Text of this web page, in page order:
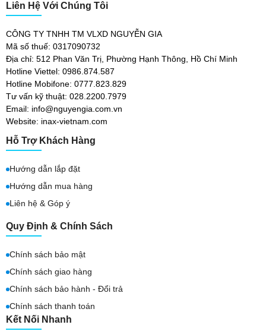
Liên Hệ Với Chúng Tôi
CÔNG TY TNHH TM VLXD NGUYỄN GIA
Mã số thuế: 0317090732
Địa chỉ: 512 Phan Văn Trị, Phường Hạnh Thông, Hồ Chí Minh
Hotline Viettel: 0986.874.587
Hotline Mobifone: 0777.823.829
Tư vấn kỹ thuật: 028.2200.7979
Email: info@nguyengia.com.vn
Website: inax-vietnam.com
Hỗ Trợ Khách Hàng
Hướng dẫn lắp đặt
Hướng dẫn mua hàng
Liên hệ & Góp ý
Quy Định & Chính Sách
Chính sách bảo mật
Chính sách giao hàng
Chính sách bảo hành - Đổi trả
Chính sách thanh toán
Kết Nối Nhanh